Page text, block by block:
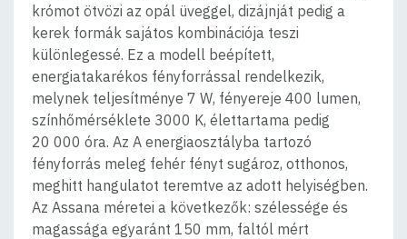
krómot ötvözi az opál üveggel, dizájnját pedig a
kerek formák sajátos kombinációja teszi
különlegessé. Ez a modell beépített,
energiatakarékos fényforrással rendelkezik,
melynek teljesítménye 7 W, fényereje 400 lumen,
színhőmérséklete 3000 K, élettartama pedig
20 000 óra. Az A energiaosztályba tartozó
fényforrás meleg fehér fényt sugároz, otthonos,
meghitt hangulatot teremtve az adott helyiségben.
Az Assana méretei a következők: szélessége és
magassága egyaránt 150 mm, faltól mért